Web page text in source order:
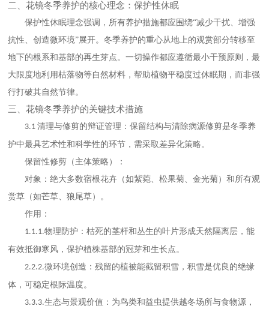
二、花镜冬季养护的核心理念：保护性休眠
保护性休眠理念强调，所有养护措施都应围绕“减少干扰、增强
抗性、创造微环境”展开。冬季养护的重心从地上的观赏部分转移至
地下的根系和基部的再生芽点。一切操作都应遵循最小干预原则，最
大限度地利用枯落物等自然材料，帮助植物平稳度过休眠期，而非强
行打破其自然节律。
三、花镜冬季养护的关键技术措施
3.1清理与修剪的辩证管理：保留结构与清除病源修剪是冬季养
护中最具艺术性和科学性的环节，需采取差异化策略。
保留性修剪（主体策略）：
对象：绝大多数宿根花卉（如紫菀、松果菊、金光菊）和所有观
赏草（如芒草、狼尾草）。
作用：
1.1.1.物理防护：枯死的茎杆和丛生的叶片形成天然隔离层，能
有效抵御寒风，保护植株基部的冠芽和生长点。
2.2.2.微环境创造：残留的植被能截留积雪，积雪是优良的绝缘
体，可稳定根际温度。
3.3.3.生态与景观价值：为鸟类和益虫提供越冬场所与食物源，